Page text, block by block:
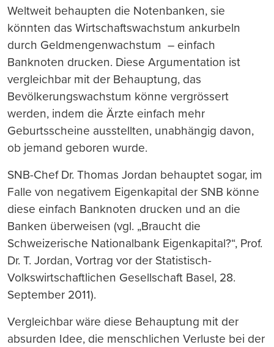
Weltweit behaupten die Notenbanken, sie
könnten das Wirtschaftswachstum ankurbeln
durch Geldmengenwachstum – einfach
Banknoten drucken. Diese Argumentation ist
vergleichbar mit der Behauptung, das
Bevölkerungswachstum könne vergrössert
werden, indem die Ärzte einfach mehr
Geburtsscheine ausstellten, unabhängig davon,
ob jemand geboren wurde.
SNB-Chef Dr. Thomas Jordan behauptet sogar, im
Falle von negativem Eigenkapital der SNB könne
diese einfach Banknoten drucken und an die
Banken überweisen (vgl. „Braucht die
Schweizerische Nationalbank Eigenkapital?“, Prof.
Dr. T. Jordan, Vortrag vor der Statistisch-
Volkswirtschaftlichen Gesellschaft Basel, 28.
September 2011).
Vergleichbar wäre diese Behauptung mit der
absurden Idee, die menschlichen Verluste bei der